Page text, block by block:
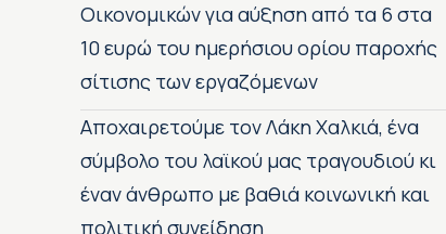
Οικονομικών για αύξηση από τα 6 στα
10 ευρώ του ημερήσιου ορίου παροχής
σίτισης των εργαζόμενων
Αποχαιρετούμε τον Λάκη Χαλκιά, ένα
σύμβολο του λαϊκού μας τραγουδιού κι
έναν άνθρωπο με βαθιά κοινωνική και
πολιτική συνείδηση